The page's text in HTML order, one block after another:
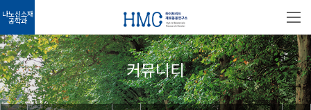
나노신소재
공학과
커뮤니티